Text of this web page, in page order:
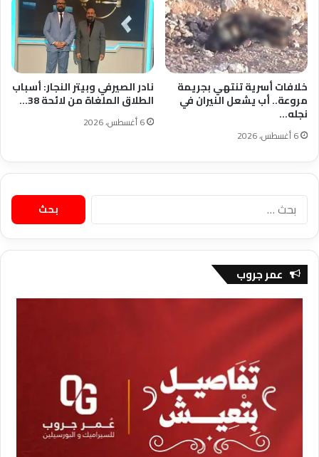
خلافات أسرية تنتهي بجريمة
مروعة.. أب يشعل النيران في
نجله…
6 أغسطس، 2026
نادر الصيرفي وبيتر النجار: أسباب
الطلاق الملغاة من لائحة 38…
6 أغسطس، 2026
البحث
عن:
عمر جروب